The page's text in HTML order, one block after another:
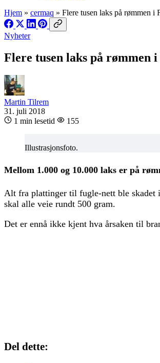
Hjem » cermaq » Flere tusen laks på rømmen i
Nyheter
Flere tusen laks på rømmen
Martin Tilrem
31. juli 2018
1 min lesetid
155
Illustrasjonsfoto.
Mellom 1.000 og 10.000 laks er på
Alt fra plattinger til fugle-nett ble skadet
skal alle veie rundt 500 gram.
Det er ennå ikke kjent hva årsaken til
Del dette: